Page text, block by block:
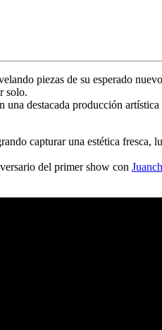
piezas de su esperado
solo.
una destacada producción artística
capturar una estética fresca,
del primer show con